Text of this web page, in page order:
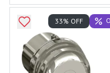
33% OFF